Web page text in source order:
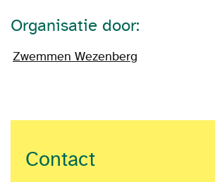
Organisatie door:
Zwemmen Wezenberg
Contact